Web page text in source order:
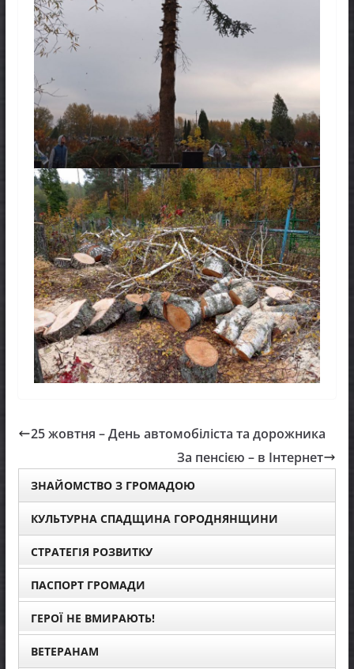
25 жовтня – День автомобіліста та дорожника
За пенсією – в Інтернет
ЗНАЙОМСТВО З ГРОМАДОЮ
КУЛЬТУРНА СПАДЩИНА ГОРОДНЯНЩИНИ
СТРАТЕГІЯ РОЗВИТКУ
ПАСПОРТ ГРОМАДИ
ГЕРОЇ НЕ ВМИРАЮТЬ!
ВЕТЕРАНАМ